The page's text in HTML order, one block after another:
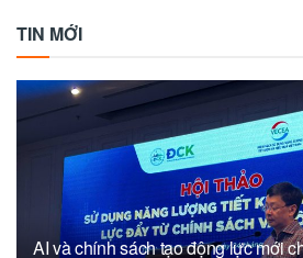
TIN MỚI
AI và chính sách tạo động lực mới